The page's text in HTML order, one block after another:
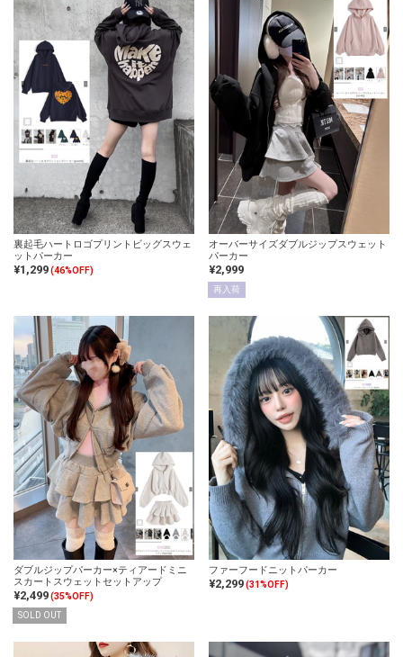
裏起毛ハートロゴプリントビッグスウェ
ットパーカー
¥1,299(46%OFF)
オーバーサイズダブルジップスウェット
パーカー
¥2,999
再入荷
ダブルジップパーカー×ティアードミニ
スカートスウェットセットアップ
¥2,499(35%OFF)
SOLD OUT
ファーフードニットパーカー
¥2,299(31%OFF)